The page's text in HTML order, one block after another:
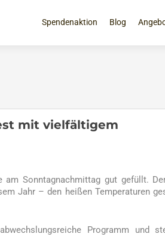
Inhalt
Spendenaktion Blog
mit vielfältigem
Sonntagnachmittag gut gefüllt.
Jahr – den heißen Temperaturen
Programm und